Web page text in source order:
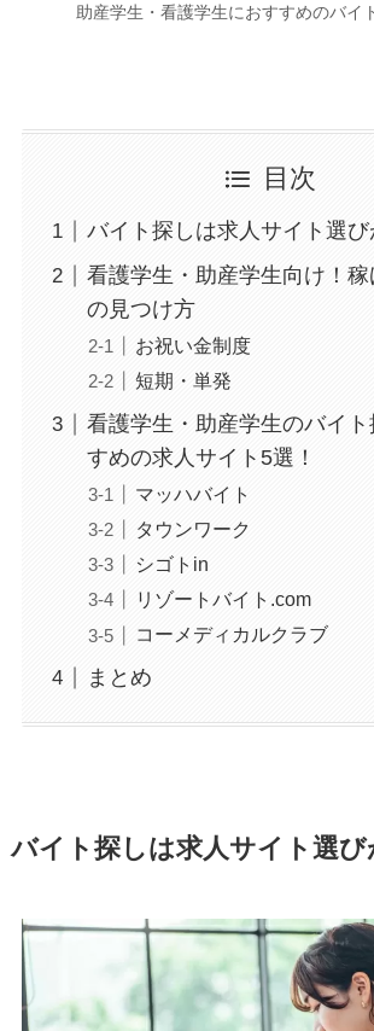
助産学生・看護学生におすすめのバイ
目次
バイト探しは求人サイト選び
看護学生・助産学生向け！稼
の見つけ方
お祝い金制度
短期・単発
看護学生・助産学生のバイ
すめの求人サイト5選！
マッハバイト
タウンワーク
シゴトin
リゾートバイト.com
コーメディカルクラブ
まとめ
バイト探しは求人サイト選び